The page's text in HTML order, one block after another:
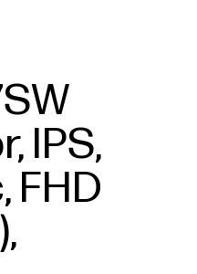
IPS,
FHD